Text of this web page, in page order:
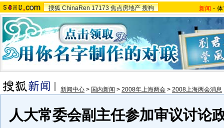
搜狐 ChinaRen 17173 焦点房地产 搜狗 新闻 -
新闻中心 > 国内新闻 > 2008年上海两会 > 2008上海两会消息
人大常委会副主任参加审议讨论